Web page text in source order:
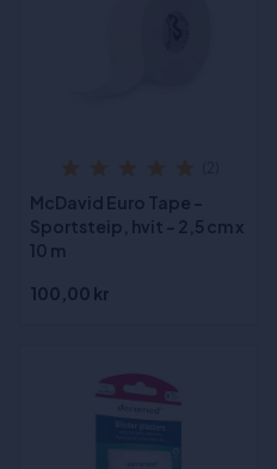
McDavid Euro Tape -
Sportsteip, hvit - 2,5 cm x
10 m
100,00 kr